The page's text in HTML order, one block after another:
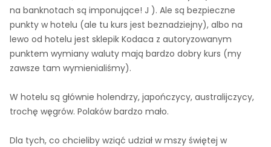
na banknotach są imponujące! J ). Ale są bezpieczne
punkty w hotelu (ale tu kurs jest beznadziejny), albo na
lewo od hotelu jest sklepik Kodaca z autoryzowanym
punktem wymiany waluty mają bardzo dobry kurs (my
zawsze tam wymienialiśmy).
W hotelu są głównie holendrzy, japończycy, australijczycy,
trochę węgrów. Polaków bardzo mało.
Dla tych, co chcieliby wziąć udział w mszy świętej w